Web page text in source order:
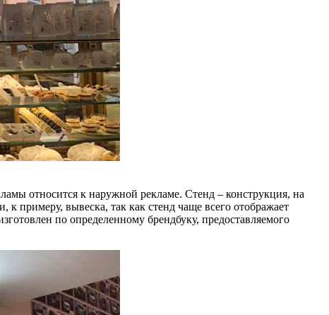
относится к наружной рекламе. Стенд – конструкция, на
примеру, вывеска, так как стенд чаще всего отображает
по определенному брендбуку, предоставляемого